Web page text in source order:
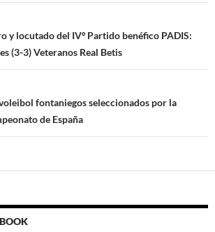
y locutado del IVº Partido benéfico PADIS:
(3-3) Veteranos Real Betis
fontaniegos seleccionados por la
de España